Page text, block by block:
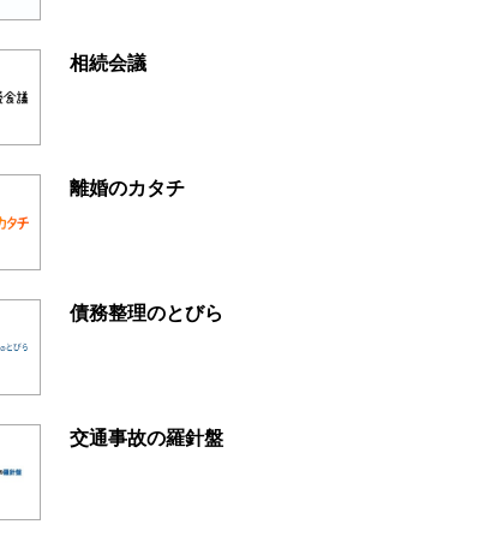
相続会議
離婚のカタチ
債務整理のとびら
交通事故の羅針盤